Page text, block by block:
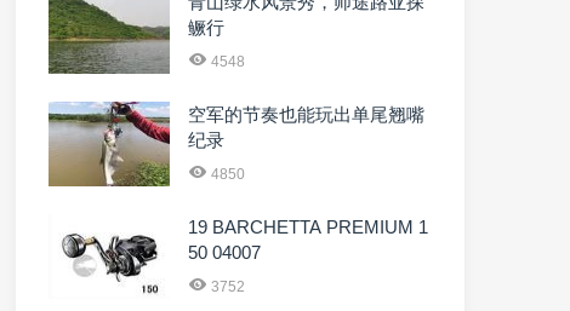
鳜行
4548
空军的节奏也能玩出单尾翘嘴
纪录
4850
19 BARCHETTA PREMIUM 1
50 04007
3752